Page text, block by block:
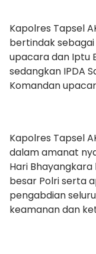
Kapolres Tapsel
bertindak
upacara dan Iptu
sedangkan IPDA
Komandan
Kapolres Tapsel
dalam amanat
Hari
besar Polri serta
pengabdian
keamanan dan